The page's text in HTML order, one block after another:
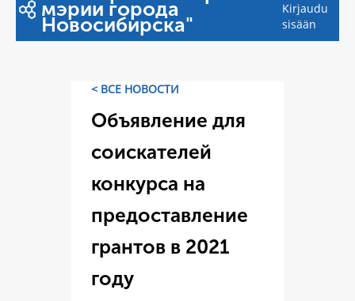
мэрии города
Новосибирска"
Kirjaudu
sisään
< ВСЕ НОВОСТИ
Объявление для
соискателей
конкурса на
предоставление
грантов в 2021
году